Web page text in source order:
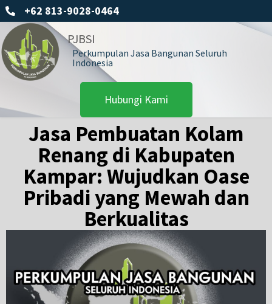
+62 813-9028-0464
PJBSI
Perkumpulan Jasa Bangunan Seluruh
Indonesia
Hubungi Kami
Jasa Pembuatan Kolam
Renang di Kabupaten
Kampar: Wujudkan Oase
Pribadi yang Mewah dan
Berkualitas